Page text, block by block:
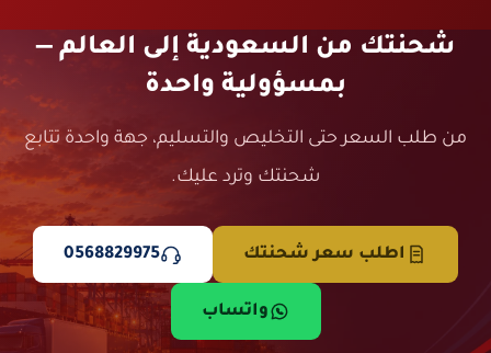
شحنتك من السعودية إلى العالم —
بمسؤولية واحدة
من طلب السعر حتى التخليص والتسليم، جهة واحدة تتابع
شحنتك وترد عليك.
اطلب سعر شحنتك 0568829975
واتساب